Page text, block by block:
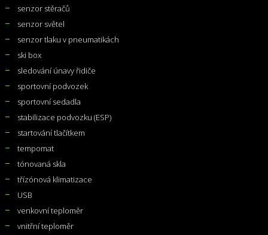
senzor stěračů
senzor světel
senzor tlaku v pneumatikách
ski box
sledování únavy řidiče
sportovní podvozek
sportovní sedadla
stabilizace podvozku (ESP)
startování tlačítkem
tempomat
tónovaná skla
třízónová klimatizace
USB
venkovní teploměr
vnitřní teploměr